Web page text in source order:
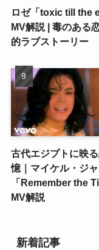
ロゼ「toxic till the
MV解説 | 毒のある
的ラブストーリー
古代エジプトに映
憶｜マイケル・ジ
「Remember the
MV解説
新着記事